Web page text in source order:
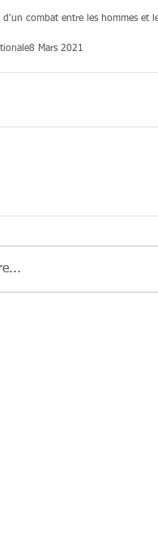
d'un combat entre les hommes et
8 Mars 2021